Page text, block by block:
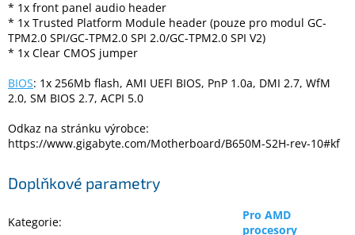
* 1x front panel audio header
* 1x Trusted Platform Module header (pouze pro modul GC-
TPM2.0 SPI/GC-TPM2.0 SPI 2.0/GC-TPM2.0 SPI V2)
* 1x Clear CMOS jumper
BIOS: 1x 256Mb flash, AMI UEFI BIOS, PnP 1.0a, DMI 2.7, WfM
2.0, SM BIOS 2.7, ACPI 5.0
Odkaz na stránku výrobce:
https://www.gigabyte.com/Motherboard/B650M-S2H-rev-10#kf
Doplňkové parametry
Kategorie:
Pro AMD
procesory